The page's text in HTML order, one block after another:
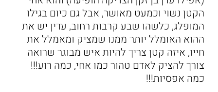
הקטן נשוי וכמעט מאושר, אבל גם כיום בגילו
המופלג, כלשהו שבע קרבות רחוב, עדין יש את
ההוא האומלל יותר ממנו שמציק ומאמלל את
חייו, איזה קטן צריך להיות איש מבוגר שרואה
צורך להציק לאדם טהור כמו אחי, כמה רוע!!!
כמה אפסיות!!!